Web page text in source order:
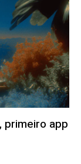
primeiro app